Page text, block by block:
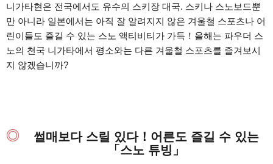
니가타현은 전국에서도 유수의 스키장 대국. 스키나 스노보드뿐
만 아니라 일본에서는 아직 잘 알려지지 않은 겨울철 스포츠나 어
린이들도 즐길 수 있는 스노 액티비티가 가득！올해는 파우더 스
노의 천국 니가타에서 평소와는 다른 겨울철 스포츠를 즐겨보시
지 않겠습니까?
썰매보다 스릴 있다！어른도 즐길 수 있는
「스노 튜빙」